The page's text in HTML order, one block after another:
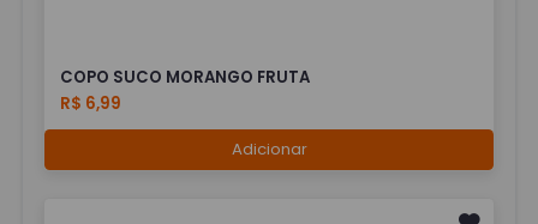
COPO SUCO MORANGO FRUTA
R$ 6,99
Adicionar